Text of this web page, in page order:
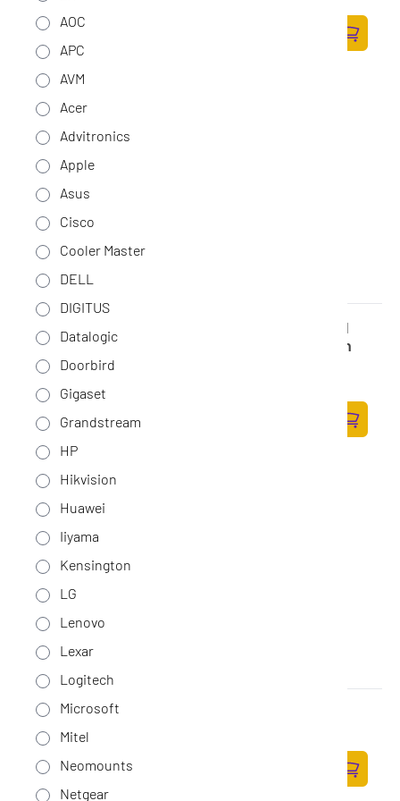
AOC
APC
AVM
Acer
Advitronics
Apple
Asus
Cisco
Cooler Master
DELL
DIGITUS
Datalogic
Doorbird
Gigaset
Grandstream
HP
Hikvision
Huawei
Iiyama
Kensington
LG
Lenovo
Lexar
Logitech
Microsoft
Mitel
Neomounts
Netgear
188,-
155,37 excl. BTW
Zum
Samsung Galaxy A36 5G 17 cm (6.7") Dual SIM
Android 15 USB Type-C 6 GB 128GB 5000 mAh
Wit (tweedekans)
224,-
185,12 excl. BTW
Zum
Gigaset AS690A (tweedekans)
Op voorraad
40,-
33,06 excl. BTW
Zum